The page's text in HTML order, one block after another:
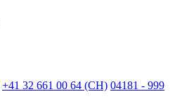
+41 32 661 00 64 (CH) 04181 - 999